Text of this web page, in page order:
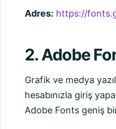
Adres: https://
2. Adobe
Grafik ve medya
hesabınızla giriş
Adobe Fonts geniş